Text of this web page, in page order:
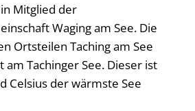
Mitglied der
Waging am See. Die
Ortsteilen Taching am See
am Tachinger See. Dieser ist
Celsius der wärmste See